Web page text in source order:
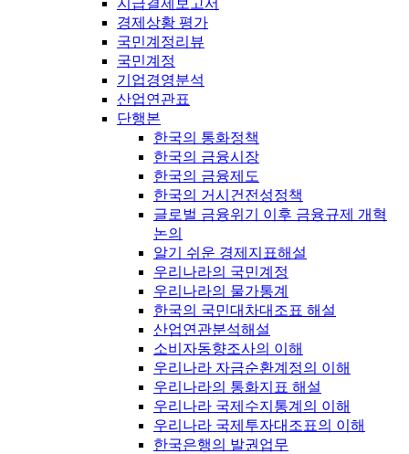
지급결제보고서
경제상황 평가
국민계정리뷰
국민계정
기업경영분석
산업연관표
단행본
한국의 통화정책
한국의 금융시장
한국의 금융제도
한국의 거시건전성정책
글로벌 금융위기 이후 금융규제 개혁
논의
알기 쉬운 경제지표해설
우리나라의 국민계정
우리나라의 물가통계
한국의 국민대차대조표 해설
산업연관분석해설
소비자동향조사의 이해
우리나라 자금순환계정의 이해
우리나라의 통화지표 해설
우리나라 국제수지통계의 이해
우리나라 국제투자대조표의 이해
한국은행의 발권업무